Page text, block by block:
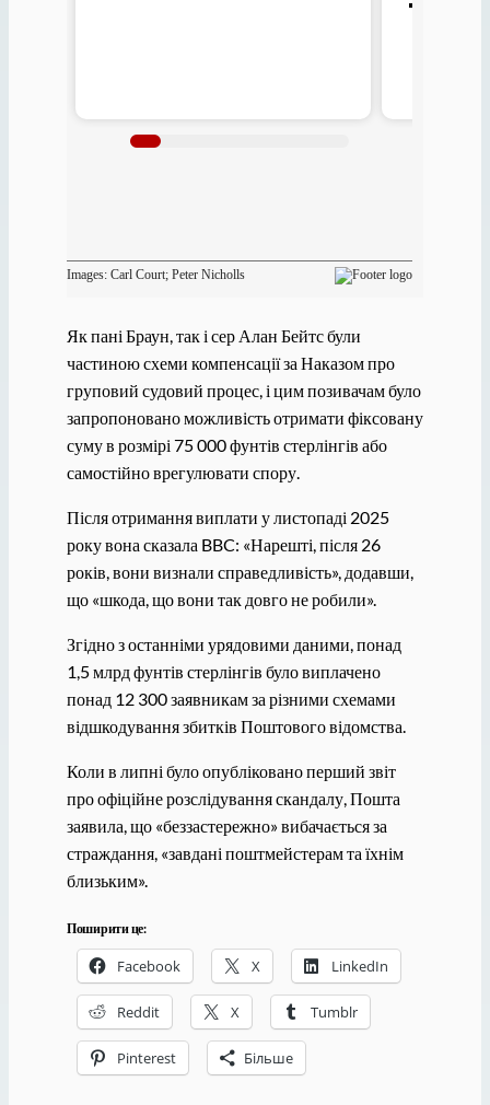
Як пані Браун, так і сер Алан Бейтс були
частиною схеми компенсації за Наказом про
груповий судовий процес, і цим позивачам було
запропоновано можливість отримати фіксовану
суму в розмірі 75 000 фунтів стерлінгів або
самостійно врегулювати спору.
Після отримання виплати у листопаді 2025
року вона сказала BBC: «Нарешті, після 26
років, вони визнали справедливість», додавши,
що «шкода, що вони так довго не робили».
Згідно з останніми урядовими даними, понад
1,5 млрд фунтів стерлінгів було виплачено
понад 12 300 заявникам за різними схемами
відшкодування збитків Поштового відомства.
Коли в липні було опубліковано перший звіт
про офіційне розслідування скандалу, Пошта
заявила, що «беззастережно» вибачається за
страждання, «завдані поштмейстерам та їхнім
близьким».
Поширити це:
Facebook X LinkedIn
Reddit X Tumblr
Pinterest Більше